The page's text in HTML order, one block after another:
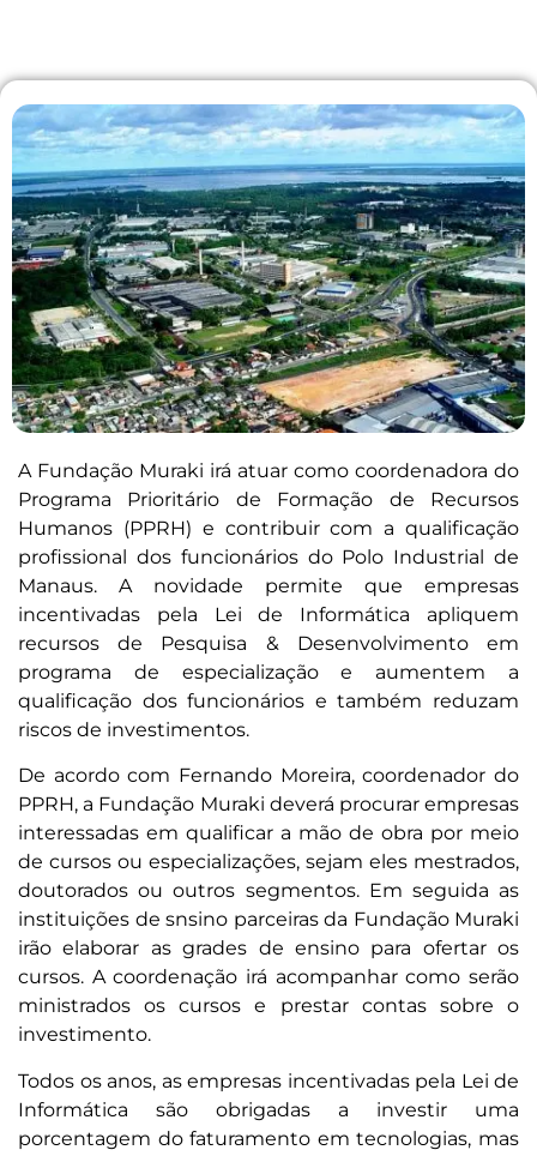
A Fundação Muraki irá atuar como coordenadora do
Programa Prioritário de Formação de Recursos
Humanos (PPRH) e contribuir com a qualificação
profissional dos funcionários do Polo Industrial de
Manaus. A novidade permite que empresas
incentivadas pela Lei de Informática apliquem
recursos de Pesquisa & Desenvolvimento em
programa de especialização e aumentem a
qualificação dos funcionários e também reduzam
riscos de investimentos.
De acordo com Fernando Moreira, coordenador do
PPRH, a Fundação Muraki deverá procurar empresas
interessadas em qualificar a mão de obra por meio
de cursos ou especializações, sejam eles mestrados,
doutorados ou outros segmentos. Em seguida as
instituições de snsino parceiras da Fundação Muraki
irão elaborar as grades de ensino para ofertar os
cursos. A coordenação irá acompanhar como serão
ministrados os cursos e prestar contas sobre o
investimento.
Todos os anos, as empresas incentivadas pela Lei de
Informática são obrigadas a investir uma
porcentagem do faturamento em tecnologias, mas